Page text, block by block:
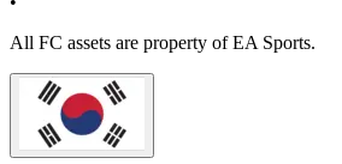
All FC assets are property of EA Sports.